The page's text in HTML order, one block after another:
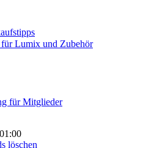
Lumix und Zubehör
für Mitglieder
löschen